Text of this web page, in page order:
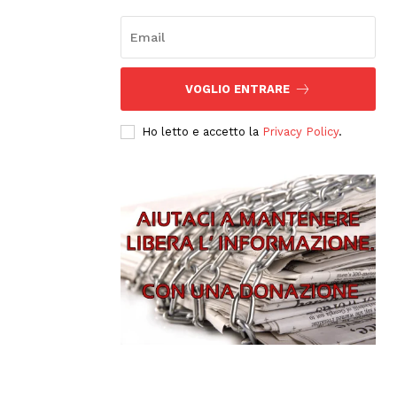
VOGLIO ENTRARE
Ho letto e accetto la Privacy Policy.